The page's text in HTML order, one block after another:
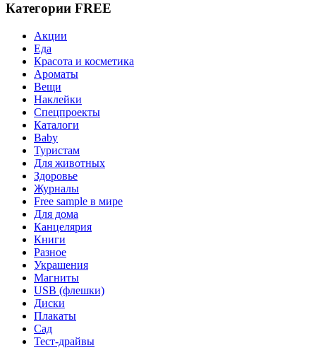
Категории FREE
Акции
Еда
Красота и косметика
Ароматы
Вещи
Наклейки
Спецпроекты
Каталоги
Baby
Туристам
Для животных
Здоровье
Журналы
Free sample в мире
Для дома
Канцелярия
Книги
Разное
Украшения
Магниты
USB (флешки)
Диски
Плакаты
Сад
Тест-драйвы